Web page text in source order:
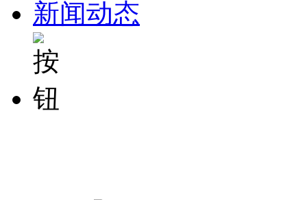
新闻动态